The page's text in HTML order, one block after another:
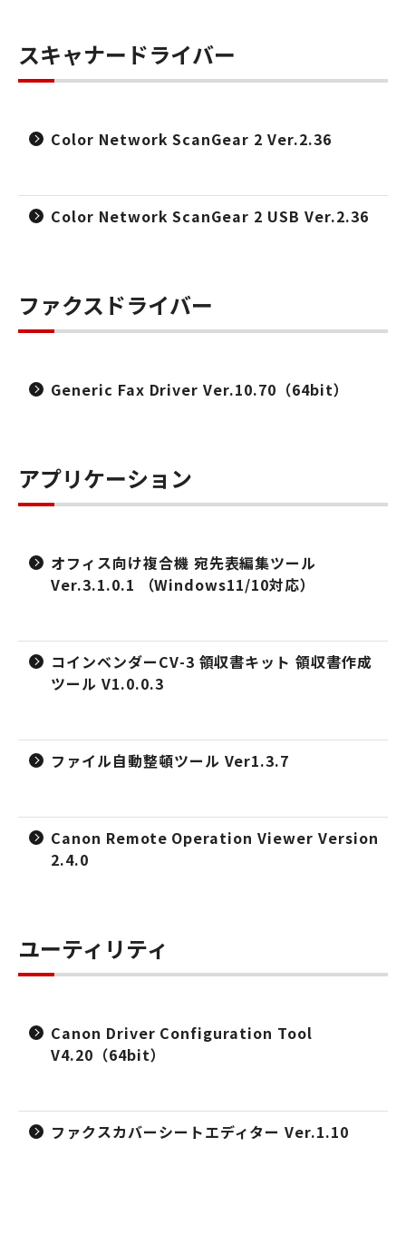
スキャナードライバー
Color Network ScanGear 2 Ver.2.36
Color Network ScanGear 2 USB Ver.2.36
ファクスドライバー
Generic Fax Driver Ver.10.70（64bit）
アプリケーション
オフィス向け複合機 宛先表編集ツール
Ver.3.1.0.1 （Windows11/10対応）
コインベンダーCV-3 領収書キット 領収書作成
ツール V1.0.0.3
ファイル自動整頓ツール Ver1.3.7
Canon Remote Operation Viewer Version
2.4.0
ユーティリティ
Canon Driver Configuration Tool
V4.20（64bit）
ファクスカバーシートエディター Ver.1.10